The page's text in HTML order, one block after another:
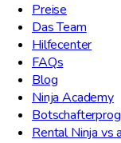
Preise
Das Team
Hilfecenter
FAQs
Blog
Ninja Academy
Rental Ninja vs